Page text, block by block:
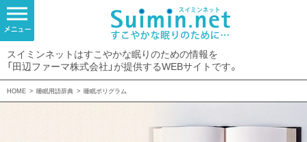
スイミンネットはすこやかな眠りのための情報を
「田辺ファーマ株式会社」が提供するWEBサイトです。
HOME > 睡眠用語辞典 > 睡眠ポリグラム